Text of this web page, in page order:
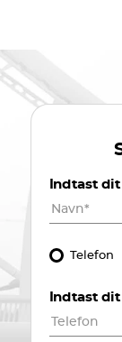
Indtast
Telefon
Indtast